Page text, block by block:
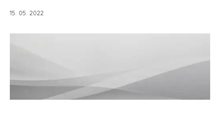
15. 05. 2022